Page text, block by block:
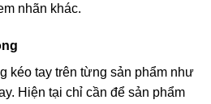
nhãn khác.
kéo tay trên từng sản phẩm như
Hiện tại chỉ cần để sản phẩm